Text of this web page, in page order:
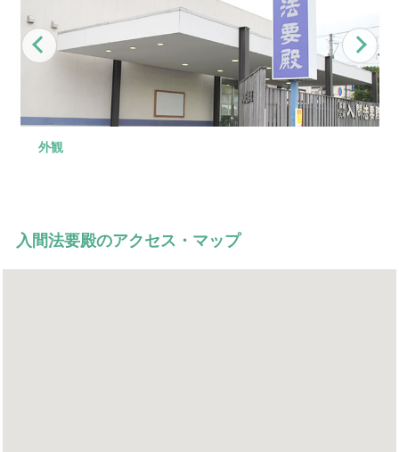
Previous
外観
式場
ロビー
控室
会食場
駐車場
入間法要殿のアクセス・マップ